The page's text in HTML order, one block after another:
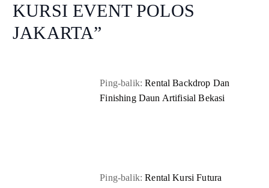
KURSI EVENT POLOS
JAKARTA”
Ping-balik:Rental Backdrop Dan
Finishing Daun Artifisial Bekasi
Ping-balik:Rental Kursi Futura